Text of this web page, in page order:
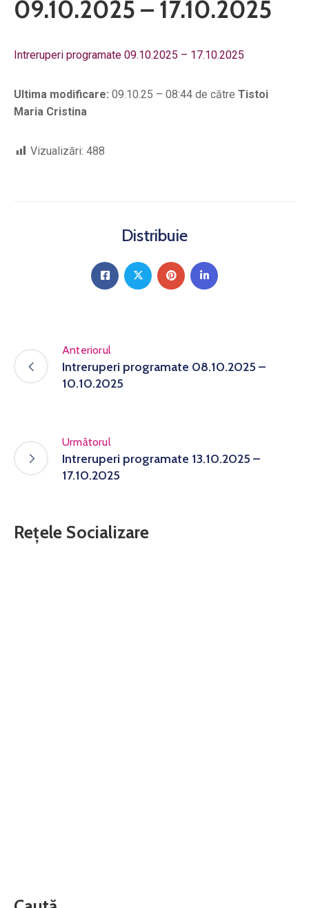
09.10.2025 – 17.10.2025
Intreruperi programate 09.10.2025 – 17.10.2025
Ultima modificare: 09.10.25 – 08:44 de către Tistoi
Maria Cristina
Vizualizări: 488
Distribuie
Anteriorul
Intreruperi programate 08.10.2025 –
10.10.2025
Următorul
Intreruperi programate 13.10.2025 –
17.10.2025
Rețele Socializare